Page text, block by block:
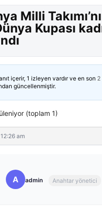
Milli
Kupası
içerir, 1 izleyen vardır ve en son
güncellenmiştir.
(toplam 1)
am
A admin Anahtar yönetici